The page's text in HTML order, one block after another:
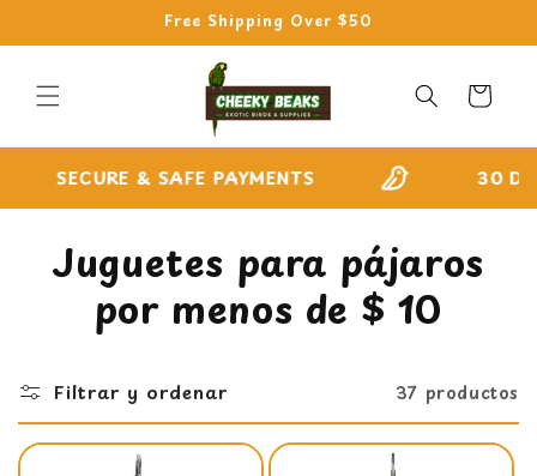
al contenido
Free Shipping Over $50
Carrito
& SAFE PAYMENTS 30 DAY EASY
C
e
c
Juguetes para pájaros
por menos de $ 10
Filtrar y ordenar 37 productos